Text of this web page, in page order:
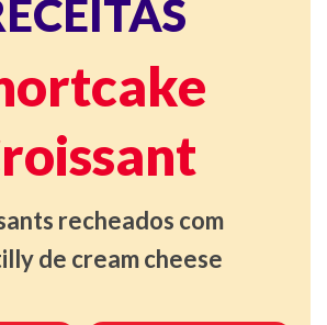
recheados com
de cream cheese